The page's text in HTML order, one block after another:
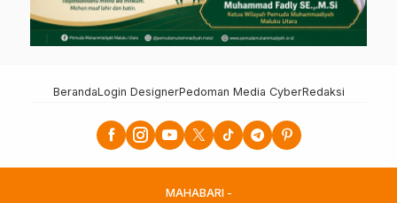
BerandaLogin DesignerPedoman Media CyberRedaksi
MAHABARI -